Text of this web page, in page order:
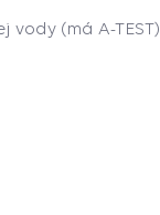
(má A-TEST)